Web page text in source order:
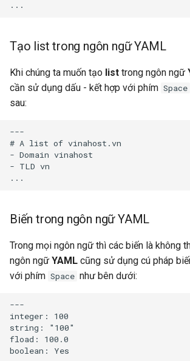
Tạo list trong ngôn ngữ YAML
Khi chúng ta muốn tạo list trong ngôn ngữ
cần sử dụng dấu - kết hợp với phím Space
sau:
---
# A list of vinahost.vn
- Domain vinahost
- TLD vn
Biến trong ngôn ngữ YAML
Trong mọi ngôn ngữ thì các biến là không
ngôn ngữ YAML cũng sử dụng cú pháp
với phím Space như bên dưới:
---
integer: 100
string: "100"
fload: 100.0
boolean: Yes